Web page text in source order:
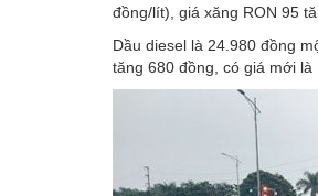
đồng/lít), giá xăng RON 95
Dầu diesel là 24.980 đồng
tăng 680 đồng, có giá mới là